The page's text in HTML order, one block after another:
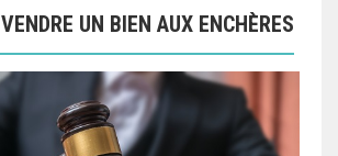
VENDRE UN BIEN AUX ENCHÈRES